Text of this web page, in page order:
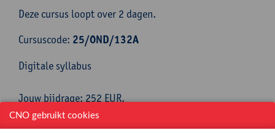
Deze cursus loopt over 2 dagen.
Cursuscode: 25/OND/132A
Digitale syllabus
Jouw bijdrage: 252 EUR.
Inlichtingen bij: Gonda Peeters, 03 265 56 27,
gonda.peeters@uantwerpen.be
CNO gebruikt cookies